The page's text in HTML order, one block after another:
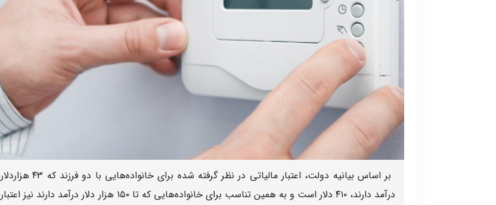
بر اساس بیانیه دولت، اعتبار مالیاتی در نظر گرفته شده برای خانواده‌هایی با دو فرزند که ۴۳ هزاردلار
درآمد دارند، ۴۱۰ دلار است و به همین تناسب برای خانواده‌هایی که تا ۱۵۰ هزار دلار درآمد دارند نیز اعتبار